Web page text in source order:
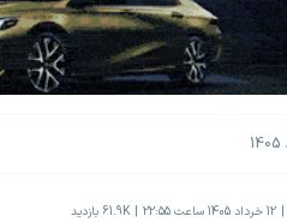
12 خرداد 1405 ساعت 22:55 61.9K بازدید
انگلیسی رو حرفه ای یاد بگیرترمیم